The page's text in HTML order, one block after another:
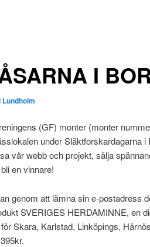
I
Lundholm
(GF) monter (monter
under Släktforskardagarna i
vår webb och projekt, sälja
en vinnare!
genom att lämna sin e-postadress
SVERIGES HERDAMINNE, en
Skara, Karlstad, Linköpings,